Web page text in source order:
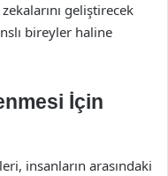
geliştirecek
bireyler haline
İçin
insanların arasındaki